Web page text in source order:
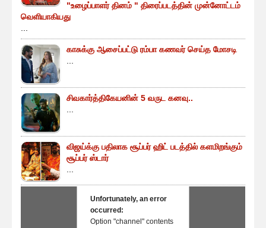
"உழைப்பாளர் தினம் " திரைப்படத்தின் முன்னோட்டம்
வெளியாகியது
...
காசுக்கு ஆசைப்பட்டு ரம்பா கணவர் செய்த மோசடி
...
சிவகார்த்திகேயனின் 5 வருட கனவு..
...
விஜய்க்கு பதிலாக சூப்பர் ஹிட் படத்தில் களமிறங்கும்
சூப்பர் ஸ்டார்
...
Unfortunately, an error
occurred:
Option "channel" contents